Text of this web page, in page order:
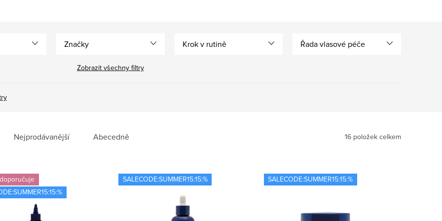
Značky Krok v rutině Řada vlasové péče
Zobrazit všechny filtry
Nejprodávanější Abecedně 16 položek celkem
SALECODE:SUMMER15:15:% SALECODE:SUMMER15:15:%